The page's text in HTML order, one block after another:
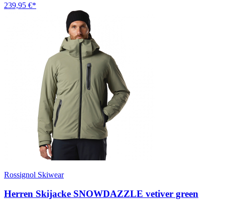
239,95 €*
Rossignol Skiwear
Herren Skijacke SNOWDAZZLE vetiver green